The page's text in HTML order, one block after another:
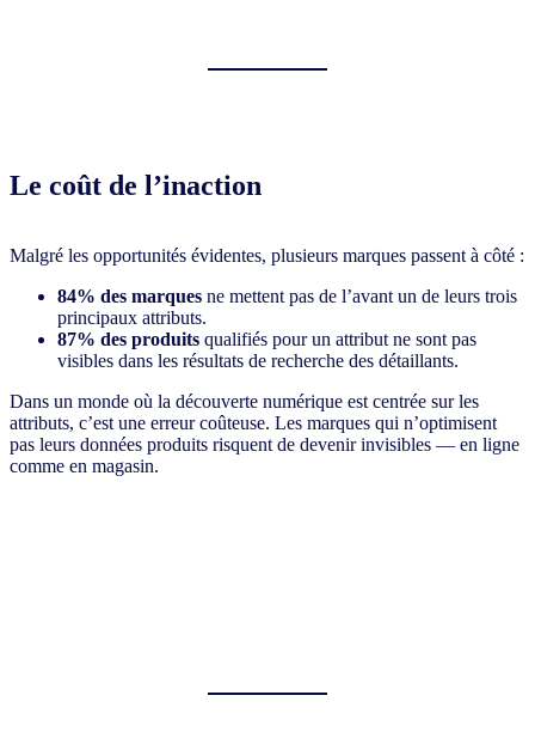
Le coût de l’inaction
Malgré les opportunités évidentes, plusieurs marques passent à côté :
84% des marques ne mettent pas de l’avant un de leurs trois
principaux attributs.
87% des produits qualifiés pour un attribut ne sont pas
visibles dans les résultats de recherche des détaillants.
Dans un monde où la découverte numérique est centrée sur les
attributs, c’est une erreur coûteuse. Les marques qui n’optimisent
pas leurs données produits risquent de devenir invisibles — en ligne
comme en magasin.